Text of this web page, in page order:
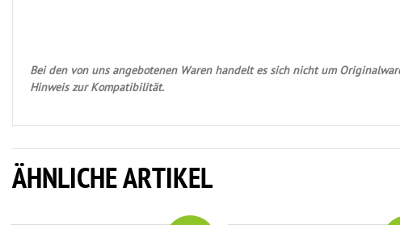
Bei den von uns angebotenen Waren handelt es sich nicht um
Hinweis zur Kompatibilität.
ÄHNLICHE ARTIKEL